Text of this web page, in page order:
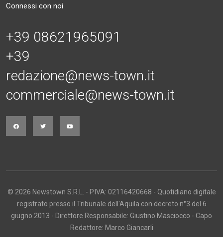
Connessi con noi
+39 08621965091
+39
redazione@news-town.it
commerciale@news-town.it
© 2026 Newstown S.R.L. - P.IVA: 02116420668 - Quotidiano digitale
registrato presso il Tribunale dell'Aquila con decreto n°3 del 6
giugno 2013 - Direttore Responsabile: Giustino Masciocco - Capo
Redattore: Marco Giancarli